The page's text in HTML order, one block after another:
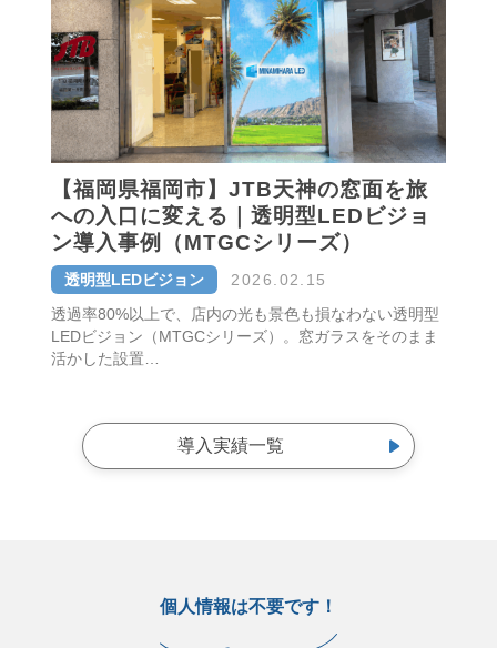
【福岡県福岡市】JTB天神の窓面を旅
への入口に変える｜透明型LEDビジョ
ン導入事例（MTGCシリーズ）
透明型LEDビジョン
2026.02.15
透過率80%以上で、店内の光も景色も損なわない透明型
LEDビジョン（MTGCシリーズ）。窓ガラスをそのまま
活かした設置…
導入実績一覧
個人情報は不要です！